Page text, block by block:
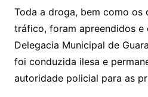
Toda a droga, bem como os
tráfico, foram apreendidos e
Delegacia Municipal de
foi conduzida ilesa e
autoridade policial para as